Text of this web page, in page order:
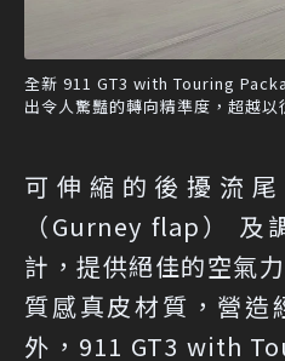
全新 911 GT3 with Touring
出令人驚豔的轉向精準度，超越
可伸縮的後擾流
（Gurney flap） 及
計，提供絕佳的空氣
質感真皮材質，營造
外，911 GT3 with